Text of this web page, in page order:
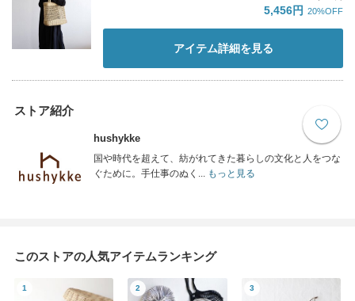
5,456円 20%OFF
アイテム詳細を見る
ストア紹介
hushykke
国や時代を超えて、紡がれてきた暮らしの文化と人をつな
ぐために。手仕事のぬく...
もっと見る
このストアの人気アイテムランキング